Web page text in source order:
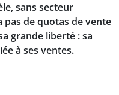
sans secteur
pas de quotas de vente
grande liberté :sa
à ses ventes.